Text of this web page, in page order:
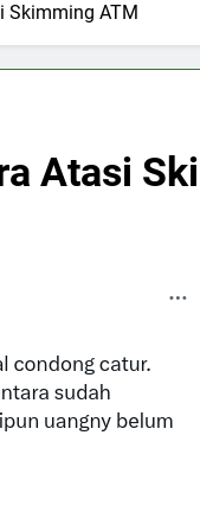
Skimming ATM
Atasi